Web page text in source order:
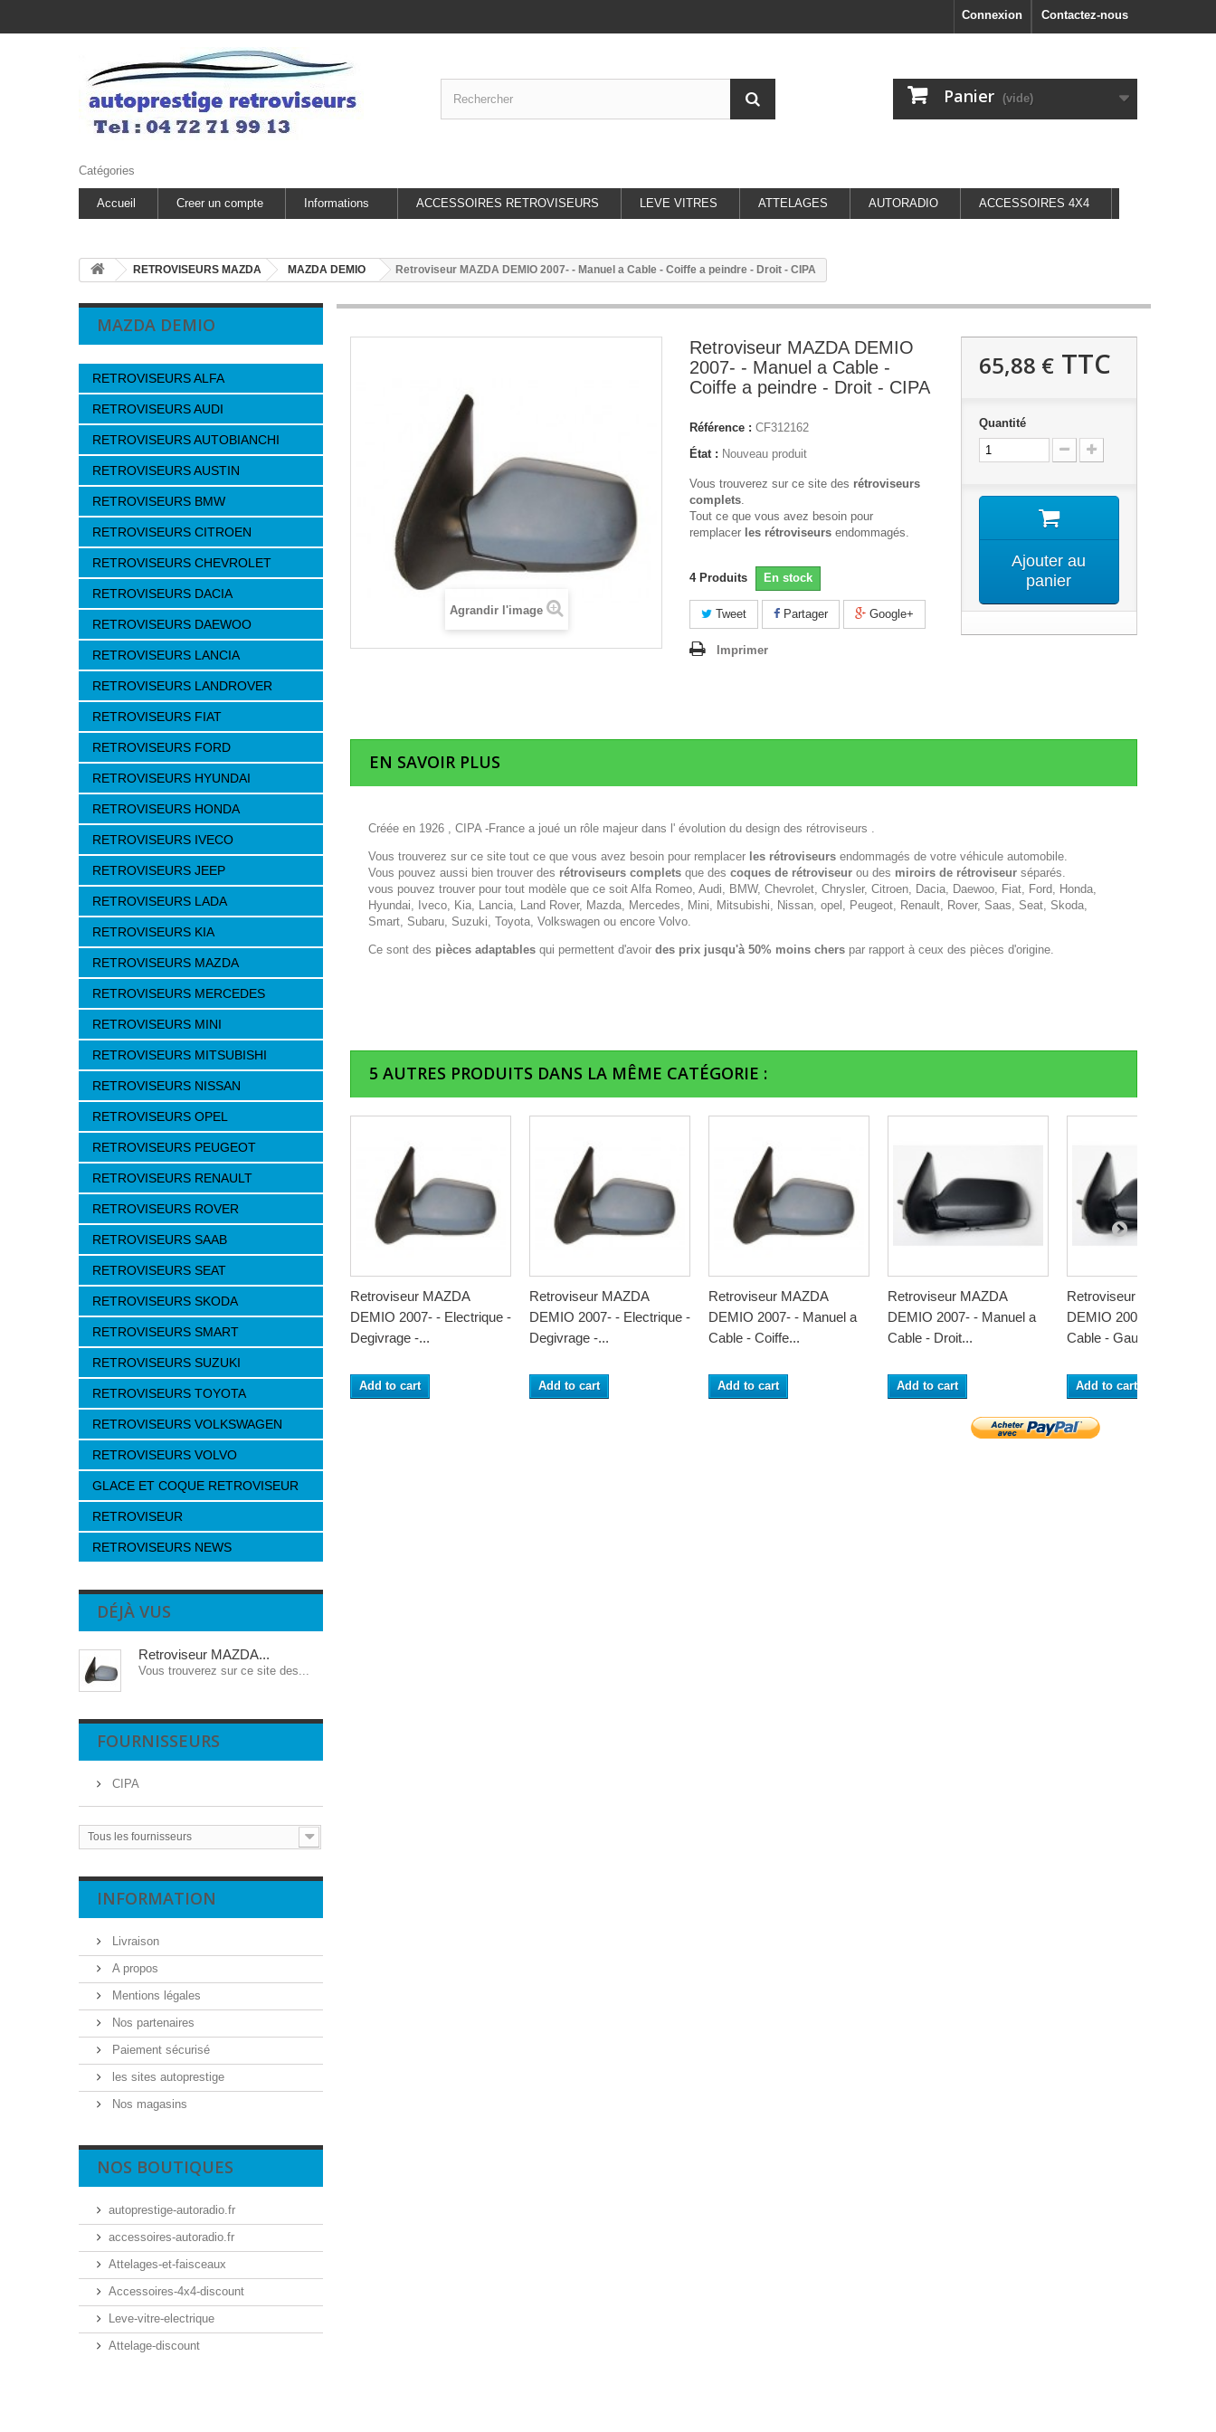
Contactez-nous
Connexion
Panier (vide)
Catégories
Accueil Creer un compte Informations ACCESSOIRES RETROVISEURS LEVE VITRES ATTELAGES AUTORADIO ACCESSOIRES 4X4
RETROVISEURS MAZDA MAZDA DEMIO Retroviseur MAZDA DEMIO 2007- - Manuel a Cable - Coiffe a peindre - Droit - CIPA
MAZDA DEMIO
RETROVISEURS ALFA
RETROVISEURS AUDI
RETROVISEURS AUTOBIANCHI
RETROVISEURS AUSTIN
RETROVISEURS BMW
RETROVISEURS CITROEN
RETROVISEURS CHEVROLET
RETROVISEURS DACIA
RETROVISEURS DAEWOO
RETROVISEURS LANCIA
RETROVISEURS LANDROVER
RETROVISEURS FIAT
RETROVISEURS FORD
RETROVISEURS HYUNDAI
RETROVISEURS HONDA
RETROVISEURS IVECO
RETROVISEURS JEEP
RETROVISEURS LADA
RETROVISEURS KIA
RETROVISEURS MAZDA
RETROVISEURS MERCEDES
RETROVISEURS MINI
RETROVISEURS MITSUBISHI
RETROVISEURS NISSAN
RETROVISEURS OPEL
RETROVISEURS PEUGEOT
RETROVISEURS RENAULT
RETROVISEURS ROVER
RETROVISEURS SAAB
RETROVISEURS SEAT
RETROVISEURS SKODA
RETROVISEURS SMART
RETROVISEURS SUZUKI
RETROVISEURS TOYOTA
RETROVISEURS VOLKSWAGEN
RETROVISEURS VOLVO
GLACE ET COQUE RETROVISEUR
RETROVISEUR
RETROVISEURS NEWS
DÉJÀ VUS
Retroviseur MAZDA...
Vous trouverez sur ce site des...
FOURNISSEURS
CIPA
Tous les fournisseurs
INFORMATION
Livraison
A propos
Mentions légales
Nos partenaires
Paiement sécurisé
les sites autoprestige
Nos magasins
NOS BOUTIQUES
autoprestige-autoradio.fr
accessoires-autoradio.fr
Attelages-et-faisceaux
Accessoires-4x4-discount
Leve-vitre-electrique
Attelage-discount
Agrandir l'image
Retroviseur MAZDA DEMIO
2007- - Manuel a Cable -
Coiffe a peindre - Droit - CIPA
Référence : CF312162
État : Nouveau produit
Vous trouverez sur ce site des rétroviseurs
complets.
Tout ce que vous avez besoin pour
remplacer les rétroviseurs endommagés.
4 Produits En stock
Tweet Partager Google+
Imprimer
65,88 €TTC
Quantité
Ajouter au
panier
EN SAVOIR PLUS
Créée en 1926 , CIPA -France a joué un rôle majeur dans l' évolution du design des rétroviseurs .
Vous trouverez sur ce site tout ce que vous avez besoin pour remplacer les rétroviseurs endommagés de votre véhicule automobile.
Vous pouvez aussi bien trouver des rétroviseurs complets que des coques de rétroviseur ou des miroirs de rétroviseur séparés.
vous pouvez trouver pour tout modèle que ce soit Alfa Romeo, Audi, BMW, Chevrolet, Chrysler, Citroen, Dacia, Daewoo, Fiat, Ford, Honda,
Hyundai, Iveco, Kia, Lancia, Land Rover, Mazda, Mercedes, Mini, Mitsubishi, Nissan, opel, Peugeot, Renault, Rover, Saas, Seat, Skoda,
Smart, Subaru, Suzuki, Toyota, Volkswagen ou encore Volvo.
Ce sont des pièces adaptables qui permettent d'avoir des prix jusqu'à 50% moins chers par rapport à ceux des pièces d'origine.
5 AUTRES PRODUITS DANS LA MÊME CATÉGORIE :
Retroviseur MAZDA
DEMIO 2007- - Electrique -
Degivrage -...
Add to cart
Retroviseur MAZDA
DEMIO 2007- - Electrique -
Degivrage -...
Add to cart
Retroviseur MAZDA
DEMIO 2007- - Manuel a
Cable - Coiffe...
Add to cart
Retroviseur MAZDA
DEMIO 2007- - Manuel a
Cable - Droit...
Add to cart
Retroviseur MAZDA
DEMIO 2007- - Manuel a
Cable - Gauche...
Add to cart